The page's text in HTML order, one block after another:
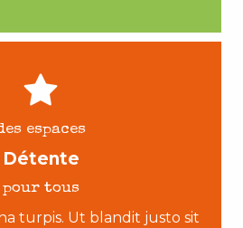
espaces
Détente
pour tous
turpis. Ut blandit justo sit